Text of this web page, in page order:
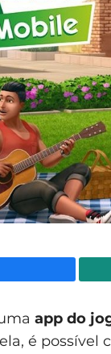
app do
é possível